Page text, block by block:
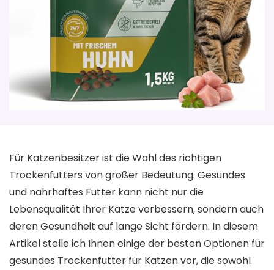
Für Katzenbesitzer ist die Wahl des richtigen
Trockenfutters von großer Bedeutung. Gesundes
und nahrhaftes Futter kann nicht nur die
Lebensqualität Ihrer Katze verbessern, sondern auch
deren Gesundheit auf lange Sicht fördern. In diesem
Artikel stelle ich Ihnen einige der besten Optionen für
gesundes Trockenfutter für Katzen vor, die sowohl